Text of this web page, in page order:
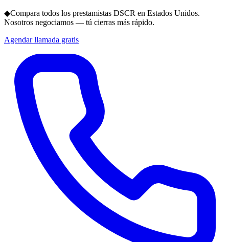
◆Compara todos los prestamistas DSCR en Estados Unidos.
Nosotros negociamos — tú cierras más rápido.
Agendar llamada gratis